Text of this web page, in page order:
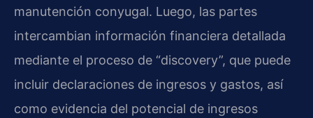
manutención conyugal. Luego, las partes
intercambian información financiera detallada
mediante el proceso de “discovery”, que puede
incluir declaraciones de ingresos y gastos, así
como evidencia del potencial de ingresos